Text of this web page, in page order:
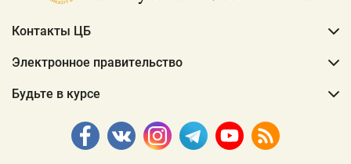
Контакты ЦБ
Электронное правительство
Будьте в курсе